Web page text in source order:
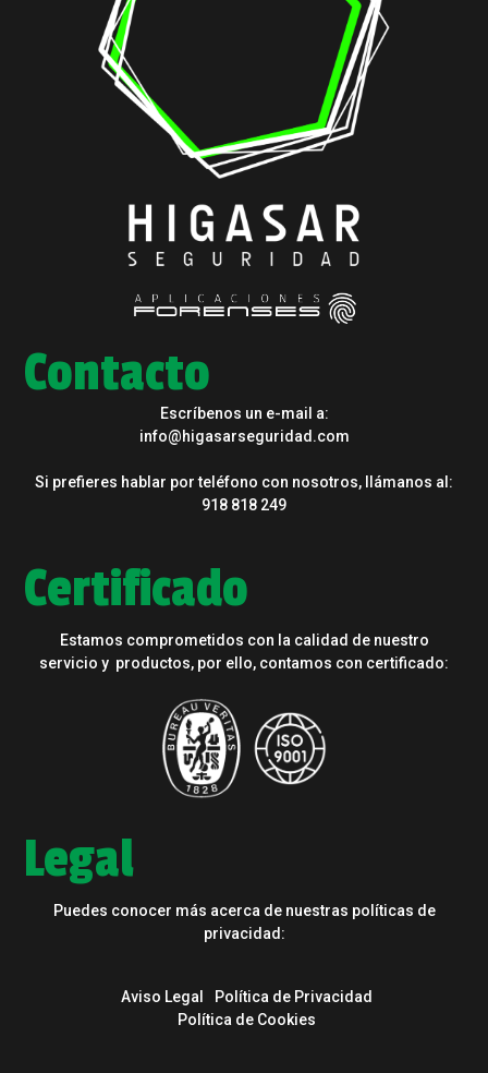
Contacto
Escríbenos un e-mail a:
info@higasarseguridad.com
Si prefieres hablar por teléfono con nosotros, llámanos al:
918 818 249
Certificado
Estamos comprometidos con la calidad de nuestro
servicio y productos, por ello, contamos con certificado:
Legal
Puedes conocer más acerca de nuestras políticas de
privacidad:
Aviso Legal
Política de Privacidad
Política de Cookies